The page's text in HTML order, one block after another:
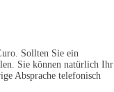
Sollten Sie ein
Sie können natürlich Ihr
Absprache telefonisch